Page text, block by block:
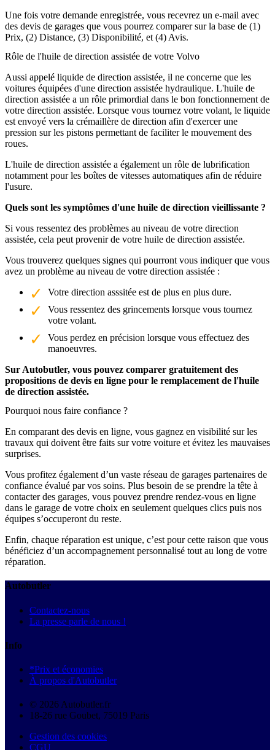
Une fois votre demande enregistrée, vous recevrez un e-mail avec
des devis de garages que vous pourrez comparer sur la base de (1)
Prix, (2) Distance, (3) Disponibilité, et (4) Avis.
Rôle de l'huile de direction assistée de votre Volvo
Aussi appelé liquide de direction assistée, il ne concerne que les
voitures équipées d'une direction assistée hydraulique. L'huile de
direction assistée a un rôle primordial dans le bon fonctionnement de
votre direction assistée. Lorsque vous tournez votre volant, le liquide
est envoyé vers la crémaillère de direction afin d'exercer une
pression sur les pistons permettant de faciliter le mouvement des
roues.
L'huile de direction assistée a également un rôle de lubrification
notamment pour les boîtes de vitesses automatiques afin de réduire
l'usure.
Quels sont les symptômes d'une huile de direction vieillissante ?
Si vous ressentez des problèmes au niveau de votre direction
assistée, cela peut provenir de votre huile de direction assistée.
Vous trouverez quelques signes qui pourront vous indiquer que vous
avez un problème au niveau de votre direction assistée :
Votre direction asssitée est de plus en plus dure.
Vous ressentez des grincements lorsque vous tournez
votre volant.
Vous perdez en précision lorsque vous effectuez des
manoeuvres.
Sur Autobutler, vous pouvez comparer gratuitement des
propositions de devis en ligne pour le remplacement de l'huile
de direction assistée.
Pourquoi nous faire confiance ?
En comparant des devis en ligne, vous gagnez en visibilité sur les
travaux qui doivent être faits sur votre voiture et évitez les mauvaises
surprises.
Vous profitez également d’un vaste réseau de garages partenaires de
confiance évalué par vos soins. Plus besoin de se prendre la tête à
contacter des garages, vous pouvez prendre rendez-vous en ligne
dans le garage de votre choix en seulement quelques clics puis nos
équipes s’occuperont du reste.
Enfin, chaque réparation est unique, c’est pour cette raison que vous
bénéficiez d’un accompagnement personnalisé tout au long de votre
réparation.
Autobutler
Contactez-nous
La presse parle de nous !
Info
*Prix et économies
À propos d'Autobutler
© 2026 Autobutler.fr
18-26 rue Goubet, 75019 Paris
Gestion des cookies
CGU